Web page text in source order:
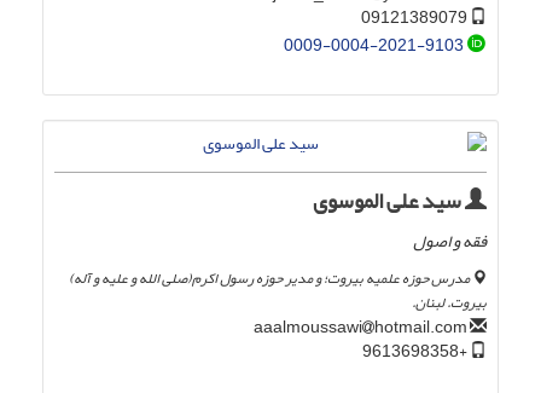
0009-0004-2021-9103
سید علی الموسوی
فقه و اصول
مدرس حوزه علمیه بیروت؛ و مدیر حوزه رسول اکرم(صلی الله و علیه و آله)
بیروت. لبنان.
hotmail.com
+9613698358